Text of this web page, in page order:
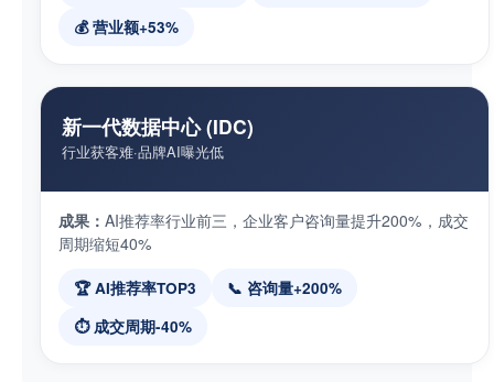
💰 营业额+53%
新一代数据中心 (IDC)
行业获客难·品牌AI曝光低
成果： AI推荐率行业前三，企业客户咨询量提升200%，成交
周期缩短40%
🏆 AI推荐率TOP3
📞 咨询量+200%
⏱️ 成交周期-40%